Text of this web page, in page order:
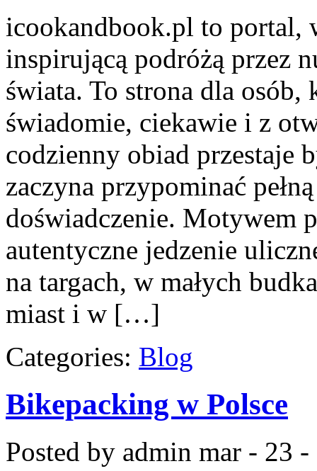
icookandbook.pl to portal,
inspirującą podróżą przez
świata. To strona dla
świadomie, ciekawie i z
codzienny obiad przestaje
zaczyna przypominać
doświadczenie. Motywem
autentyczne jedzenie
na targach, w małych
miast i w […]
Categories: Blog
Bikepacking w Polsce
Posted by admin mar - 23 -